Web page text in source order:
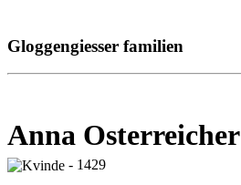
Gloggengiesser familien
Anna Osterreicher
- 1429